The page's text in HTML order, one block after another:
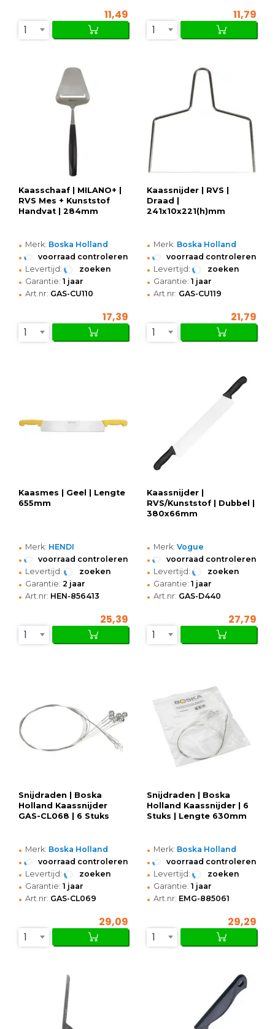
11,49
1
11,79
1
Kaasschaaf | MILANO+ |
RVS Mes + Kunststof
Handvat | 284mm
• Merk: Boska Holland
• voorraad controleren
• Levertijd: zoeken
• Garantie: 1 jaar
• Art.nr: GAS-CU110
17,39
1
Kaassnijder | RVS |
Draad |
241x10x221(h)mm
• Merk: Boska Holland
• voorraad controleren
• Levertijd: zoeken
• Garantie: 1 jaar
• Art.nr: GAS-CU119
21,79
1
Kaasmes | Geel | Lengte
655mm
• Merk: HENDI
• voorraad controleren
• Levertijd: zoeken
• Garantie: 2 jaar
• Art.nr: HEN-856413
25,39
1
Kaassnijder |
RVS/Kunststof | Dubbel |
380x66mm
• Merk: Vogue
• voorraad controleren
• Levertijd: zoeken
• Garantie: 1 jaar
• Art.nr: GAS-D440
27,79
1
Snijdraden | Boska
Holland Kaassnijder
GAS-CL068 | 6 Stuks
• Merk: Boska Holland
• voorraad controleren
• Levertijd: zoeken
• Garantie: 1 jaar
• Art.nr: GAS-CL069
29,09
1
Snijdraden | Boska
Holland Kaassnijder | 6
Stuks | Lengte 630mm
• Merk: Boska Holland
• voorraad controleren
• Levertijd: zoeken
• Garantie: 1 jaar
• Art.nr: EMG-885061
29,29
1